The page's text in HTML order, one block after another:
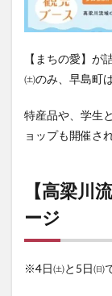
【まちの愛】が
㈯のみ、早島町
特産品や、学生
ョップも開催さ
【高梁川
ージ
※4日㈯と5日㈰